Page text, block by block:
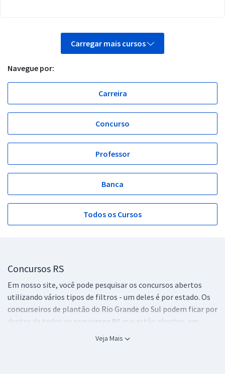
Carregar mais cursos
Navegue por:
Carreira
Concurso
Professor
Banca
Todos os Cursos
Concursos RS
Em nosso site, você pode pesquisar os concursos abertos
utilizando vários tipos de filtros - um deles é por estado. Os
concurseiros de plantão do Rio Grande do Sul podem ficar por
dentro de todos os concursos RS que estão abertos, em
andamento ou até mesmo que estão previstos.
Veja Mais